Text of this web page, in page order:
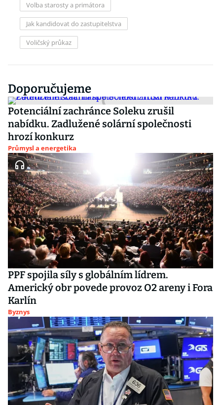
Volba starosty a primátora
Jak kandidovat do zastupitelstva
Voličský průkaz
Doporučujeme
Potenciální zachránce Soleku zrušil
nabídku. Zadlužené solární společnosti
hrozí konkurz
Průmysl a energetika
PPF spojila síly s globálním lídrem.
Americký obr povede provoz O2 areny i Fora
Karlín
Byznys